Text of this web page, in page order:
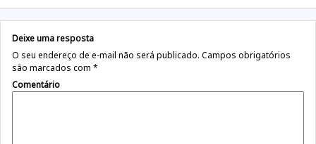
Deixe uma resposta
O seu endereço de e-mail não será publicado. Campos obrigatórios
são marcados com *
Comentário